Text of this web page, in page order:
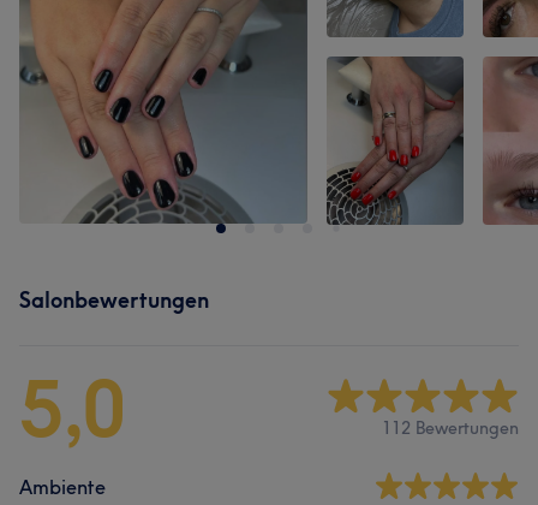
Salonbewertungen
5,0 112 Bewertungen
Ambiente